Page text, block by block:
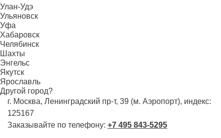
Улан-Удэ
Ульяновск
Уфа
Хабаровск
Челябинск
Шахты
Энгельс
Якутск
Ярославль
Другой город?
г. Москва, Ленинградский пр-т, 39 (м. Аэропорт), индекс:
125167
Заказывайте по телефону: +7 495 843-5295